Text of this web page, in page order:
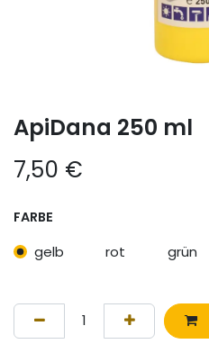
ApiDana 250 ml
7,50 €
FARBE
gelb rot grün